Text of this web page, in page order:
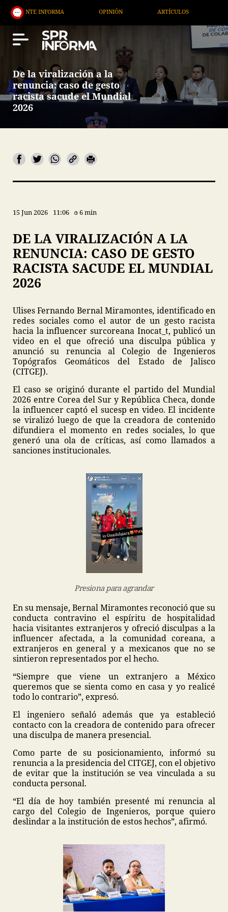
OPINIÓN ARTÍCULOS ARTE /
De la viralización a la
renuncia: caso de gesto
racista sacude el Mundial
2026
15 Jun 2026 11:06 6 min
DE LA VIRALIZACIÓN A LA
RENUNCIA: CASO DE GESTO
RACISTA SACUDE EL MUNDIAL
2026
Ulises Fernando Bernal Miramontes, identificado en
redes sociales como el autor de un gesto racista
hacia la influencer surcoreana Inocat_t, publicó un
video en el que ofreció una disculpa pública y
anunció su renuncia al Colegio de Ingenieros
Topógrafos Geomáticos del Estado de Jalisco
(CITGEJ).
El caso se originó durante el partido del Mundial
2026 entre Corea del Sur y República Checa, donde
la influencer captó el sucesp en video. El incidente
se viralizó luego de que la creadora de contenido
difundiera el momento en redes sociales, lo que
generó una ola de críticas, así como llamados a
sanciones institucionales.
Presiona para agrandar
En su mensaje, Bernal Miramontes reconoció que su
conducta contravino el espíritu de hospitalidad
hacia visitantes extranjeros y ofreció disculpas a la
influencer afectada, a la comunidad coreana, a
extranjeros en general y a mexicanos que no se
sintieron representados por el hecho.
“Siempre que viene un extranjero a México
queremos que se sienta como en casa y yo realicé
todo lo contrario”, expresó.
El ingeniero señaló además que ya estableció
contacto con la creadora de contenido para ofrecer
una disculpa de manera presencial.
Como parte de su posicionamiento, informó su
renuncia a la presidencia del CITGEJ, con el objetivo
de evitar que la institución se vea vinculada a su
conducta personal.
“El día de hoy también presenté mi renuncia al
cargo del Colegio de Ingenieros, porque quiero
deslindar a la institución de estos hechos”, afirmó.